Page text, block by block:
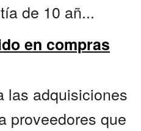
de 10 añ...
en compras
las adquisiciones
proveedores que